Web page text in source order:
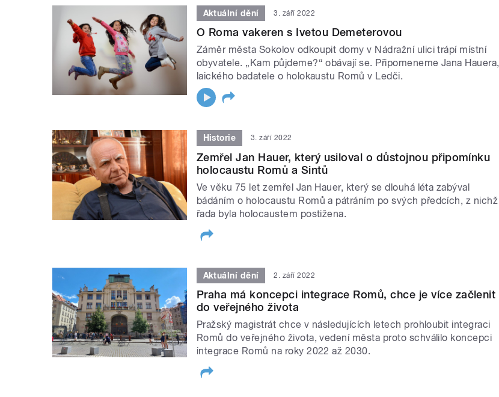
Aktuální dění 3. září 2022
O Roma vakeren s Ivetou Demeterovou
Záměr města Sokolov odkoupit domy v Nádražní ulici trápí místní
obyvatele. „Kam půjdeme?“ obávají se. Připomeneme Jana Hauera,
laického badatele o holokaustu Romů v Ledči.
Historie 3. září 2022
Zemřel Jan Hauer, který usiloval o důstojnou připomínku
holocaustu Romů a Sintů
Ve věku 75 let zemřel Jan Hauer, který se dlouhá léta zabýval
bádáním o holocaustu Romů a pátráním po svých předcích, z nichž
řada byla holocaustem postižena.
Aktuální dění 2. září 2022
Praha má koncepci integrace Romů, chce je více začlenit
do veřejného života
Pražský magistrát chce v následujících letech prohloubit integraci
Romů do veřejného života, vedení města proto schválilo koncepci
integrace Romů na roky 2022 až 2030.